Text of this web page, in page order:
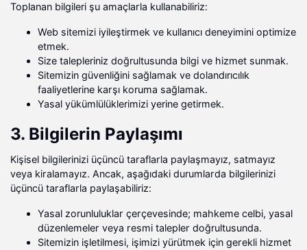
Toplanan bilgileri şu amaçlarla kullanabiliriz:
Web sitemizi iyileştirmek ve kullanıcı deneyimini optimize
etmek.
Size talepleriniz doğrultusunda bilgi ve hizmet sunmak.
Sitemizin güvenliğini sağlamak ve dolandırıcılık
faaliyetlerine karşı koruma sağlamak.
Yasal yükümlülüklerimizi yerine getirmek.
3. Bilgilerin Paylaşımı
Kişisel bilgilerinizi üçüncü taraflarla paylaşmayız, satmayız
veya kiralamayız. Ancak, aşağıdaki durumlarda bilgilerinizi
üçüncü taraflarla paylaşabiliriz:
Yasal zorunluluklar çerçevesinde; mahkeme celbi, yasal
düzenlemeler veya resmi talepler doğrultusunda.
Sitemizin işletilmesi, işimizi yürütmek için gerekli hizmet